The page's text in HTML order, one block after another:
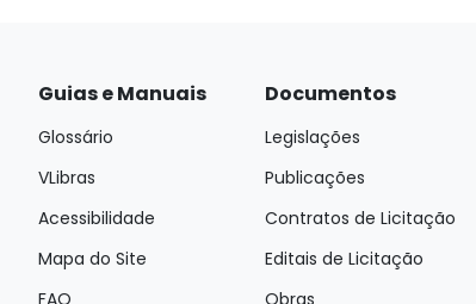
Guias e Manuais
Glossário
VLibras
Acessibilidade
Mapa do Site
FAQ
Documentos
Legislações
Publicações
Contratos de Licitação
Editais de Licitação
Obras